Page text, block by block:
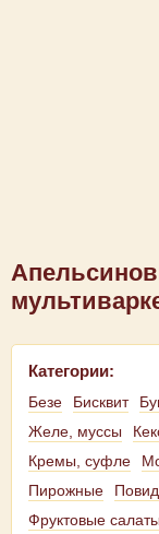
Категории:
Безе Бисквит
Желе, муссы
Кремы, суфле
Пирожные
Фруктовые салаты